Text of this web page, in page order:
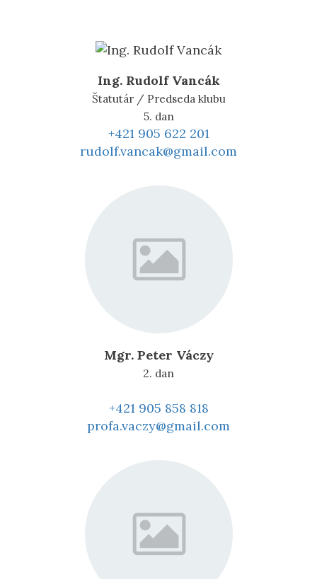
Ing. Rudolf Vancák
Štatutár / Predseda klubu
5. dan
+421 905 622 201
rudolf.vancak@gmail.com
Mgr. Peter Váczy
2. dan
+421 905 858 818
profa.vaczy@gmail.com